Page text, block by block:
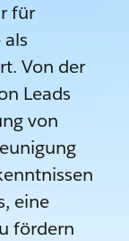
für
Von der
Leads
von
eine
fördern